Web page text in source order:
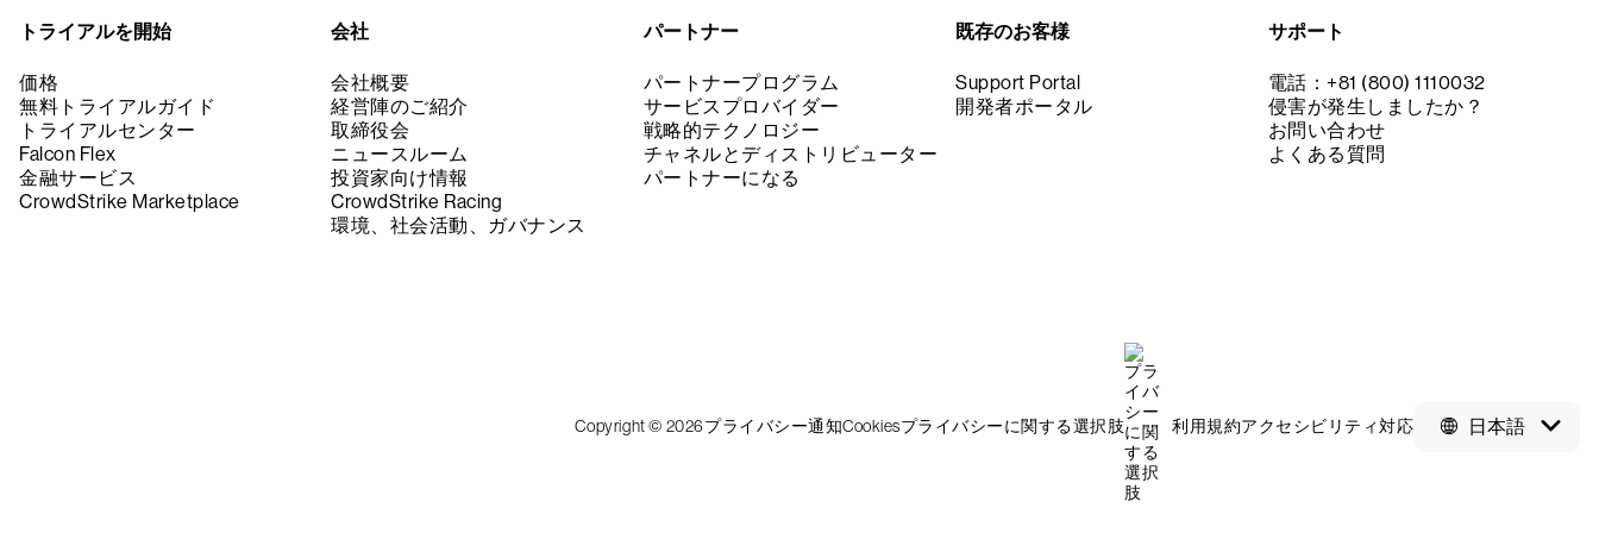
トライアルを開始
価格
無料トライアルガイド
トライアルセンター
Falcon Flex
金融サービス
CrowdStrike Marketplace
会社
会社概要
経営陣のご紹介
取締役会
ニュースルーム
投資家向け情報
CrowdStrike Racing
環境、社会活動、ガバナンス
パートナー
パートナープログラム
サービスプロバイダー
戦略的テクノロジー
チャネルとディストリビューター
パートナーになる
既存のお客様
Support Portal
開発者ポータル
サポート
電話：+81 (800) 1110032
侵害が発生しましたか？
お問い合わせ
よくある質問
日本語
Copyright © 2026プライバシー通知Cookiesプライバシーに関する選択肢 利用規約アクセシビリティ対応